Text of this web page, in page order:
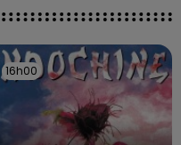
16h00
16h00